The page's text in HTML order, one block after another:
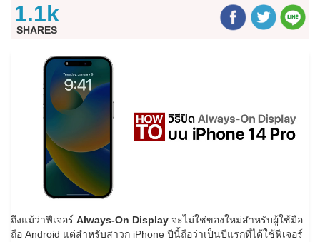
1.1k
SHARES
ถึงแม้ว่าฟีเจอร์ Always-On Display จะไม่ใช่ของใหม่สำหรับผู้ใช้มือ
ถือ Android แต่สำหรับสาวก iPhone ปีนี้ถือว่าเป็นปีแรกที่ได้ใช้ฟีเจอร์